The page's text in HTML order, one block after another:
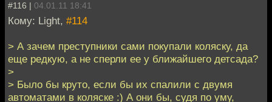
#116 | 04.01.11 18:41
Кому: Light, #114
> А зачем преступники сами покупали коляску, да
еще редкую, а не сперли ее у ближайшего детсада?
>
> Было бы круто, если бы их спалили с двумя
автоматами в коляске :) А они бы, судя по уму,